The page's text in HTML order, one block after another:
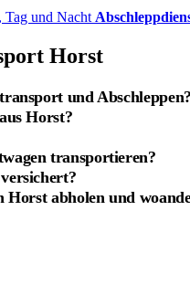
Tag und Nacht
Horst
und Abschleppen?
Horst?
transportieren?
Horst abholen und